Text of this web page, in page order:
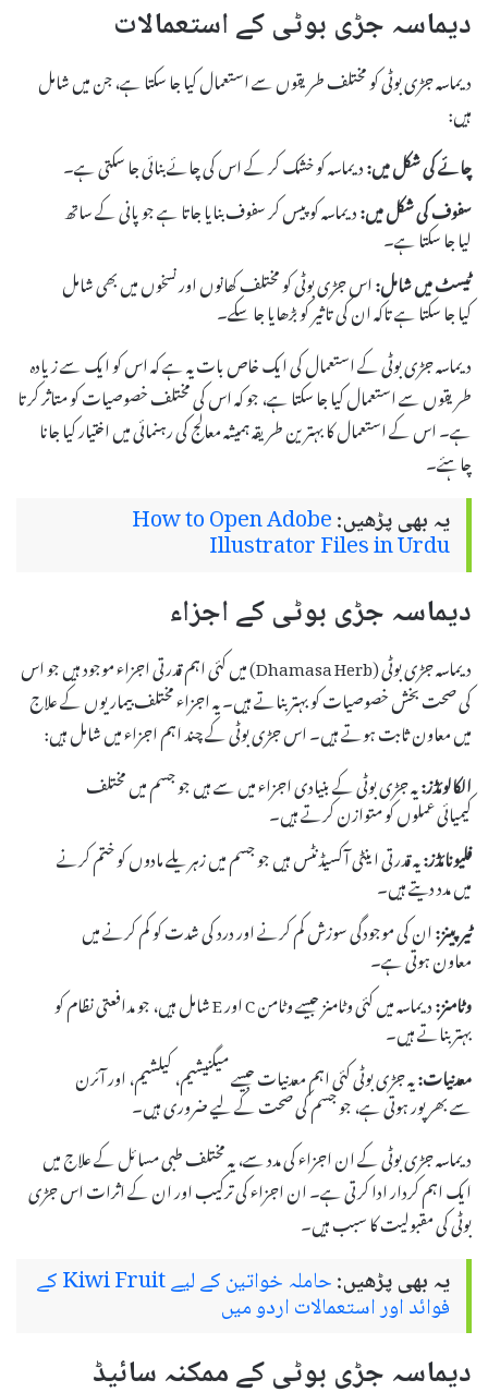
دیماسہ جڑی بوٹی کے استعمالات
دیماسہ جڑی بوٹی کو مختلف طریقوں سے استعمال کیا جا سکتا ہے، جن میں شامل
ہیں:
چائے کی شکل میں:دیماسہ کو خشک کر کے اس کی چائے بنائی جا سکتی ہے۔
سفوف کی شکل میں:دیماسہ کو پیس کر سفوف بنایا جاتا ہے جو پانی کے ساتھ
لیا جا سکتا ہے۔
ٹیسٹ میں شامل:اس جڑی بوٹی کو مختلف کھانوں اور نسخوں میں بھی شامل
کیا جا سکتا ہے تاکہ ان کی تاثیر کو بڑھایا جا سکے۔
دیماسہ جڑی بوٹی کے استعمال کی ایک خاص بات یہ ہے کہ اس کو ایک سے زیادہ
طریقوں سے استعمال کیا جا سکتا ہے، جو کہ اس کی مختلف خصوصیات کو متاثر کرتا
ہے۔ اس کے استعمال کا بہترین طریقہ ہمیشہ معالج کی رہنمائی میں اختیار کیا جانا
چاہئے۔
یہ بھی پڑھیں:How to Open Adobe
Illustrator Files in Urdu
دیماسہ جڑی بوٹی کے اجزاء
دیماسہ جڑی بوٹی (Dhamasa Herb) میں کئی اہم قدرتی اجزاء موجود ہیں جو اس
کی صحت بخش خصوصیات کو بہتر بناتے ہیں۔ یہ اجزاء مختلف بیماریوں کے علاج
میں معاون ثابت ہوتے ہیں۔ اس جڑی بوٹی کے چند اہم اجزاء میں شامل ہیں:
الکالوئڈز:یہ جڑی بوٹی کے بنیادی اجزاء میں سے ہیں جو جسم میں مختلف
کیمیائی عملوں کو متوازن کرتے ہیں۔
فلیونائڈز:یہ قدرتی اینٹی آکسیڈنٹس ہیں جو جسم میں زہریلے مادوں کو ختم کرنے
میں مدد دیتے ہیں۔
ٹیرپینز:ان کی موجودگی سوزش کم کرنے اور درد کی شدت کو کم کرنے میں
معاون ہوتی ہے۔
وٹامنز:
دیماسہ میں کئی وٹامنز جیسے وٹامن C اور E شامل ہیں، جو مدافعتی نظام کو
بہتر بناتے ہیں۔
معدنیات:یہ جڑی بوٹی کئی اہم معدنیات جیسے میگنیشیم، کیلشیم، اور آئرن
سے بھرپور ہوتی ہے، جو جسم کی صحت کے لیے ضروری ہیں۔
دیماسہ جڑی بوٹی کے ان اجزاء کی مدد سے، یہ مختلف طبی مسائل کے علاج میں
ایک اہم کردار ادا کرتی ہے۔ ان اجزاء کی ترکیب اور ان کے اثرات اس جڑی
بوٹی کی مقبولیت کا سبب ہیں۔
یہ بھی پڑھیں: حاملہ خواتین کے لیے Kiwi Fruit کے
فوائد اور استعمالات اردو میں
دیماسہ جڑی بوٹی کے ممکنہ سائیڈ